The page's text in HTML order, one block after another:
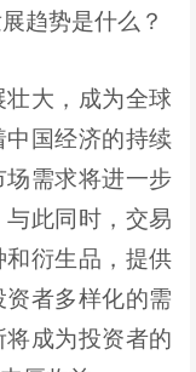
趋势是什么？
大，成为全球
国经济的持续
需求将进一步
此同时，交易
衍生品，提供
者多样化的需
成为投资者的